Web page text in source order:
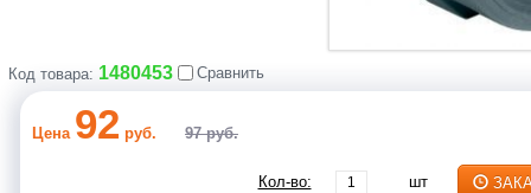
Код товара: 1480453 Сравнить
Цена 92 руб. 97 руб.
Кол-во: шт